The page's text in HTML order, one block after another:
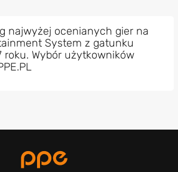
najwyżej ocenianych gier na
System z gatunku
roku. Wybór użytkowników